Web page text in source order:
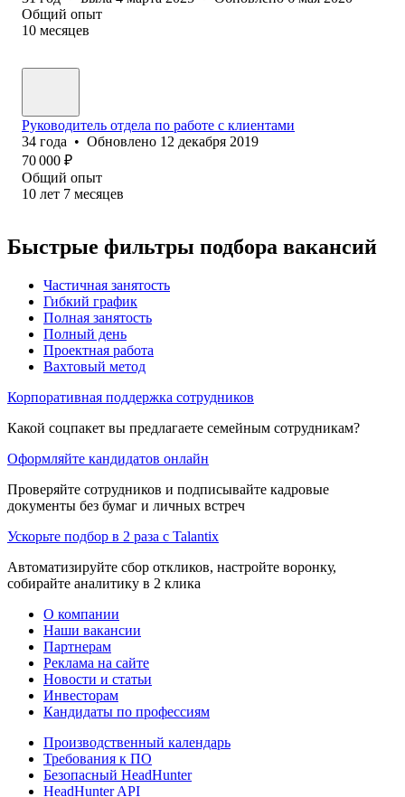
Общий опыт
10 месяцев
Руководитель отдела по работе с клиентами
34 года • Обновлено 12 декабря 2019
70 000 ₽
Общий опыт
10 лет 7 месяцев
Быстрые фильтры подбора вакансий
Частичная занятость
Гибкий график
Полная занятость
Полный день
Проектная работа
Вахтовый метод
Корпоративная поддержка сотрудников
Какой соцпакет вы предлагаете семейным сотрудникам?
Оформляйте кандидатов онлайн
Проверяйте сотрудников и подписывайте кадровые
документы без бумаг и личных встреч
Ускорьте подбор в 2 раза с Talantix
Автоматизируйте сбор откликов, настройте воронку,
собирайте аналитику в 2 клика
О компании
Наши вакансии
Партнерам
Реклама на сайте
Новости и статьи
Инвесторам
Кандидаты по профессиям
Производственный календарь
Требования к ПО
Безопасный HeadHunter
HeadHunter API